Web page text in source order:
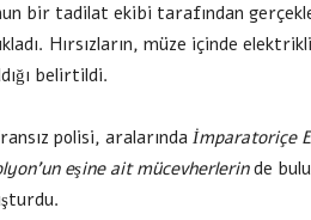
bir tadilat ekibi tarafından
Hırsızların, müze içinde
belirtildi.
polisi, aralarındaİmparatoriçe
eşine ait mücevherlerinde